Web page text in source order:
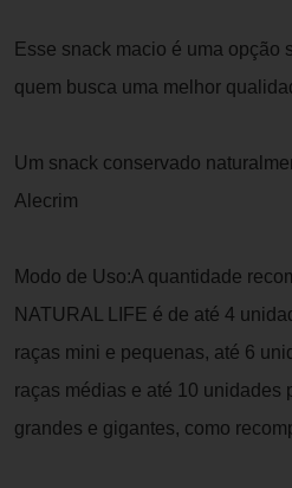
Esse snack macio é uma opção
quem busca uma melhor
Um snack conservado
Alecrim
Modo de Uso:A quantidade
NATURAL LIFE é de até 4
raças mini e pequenas, até 6
raças médias e até 10 unidades
grandes e gigantes, como